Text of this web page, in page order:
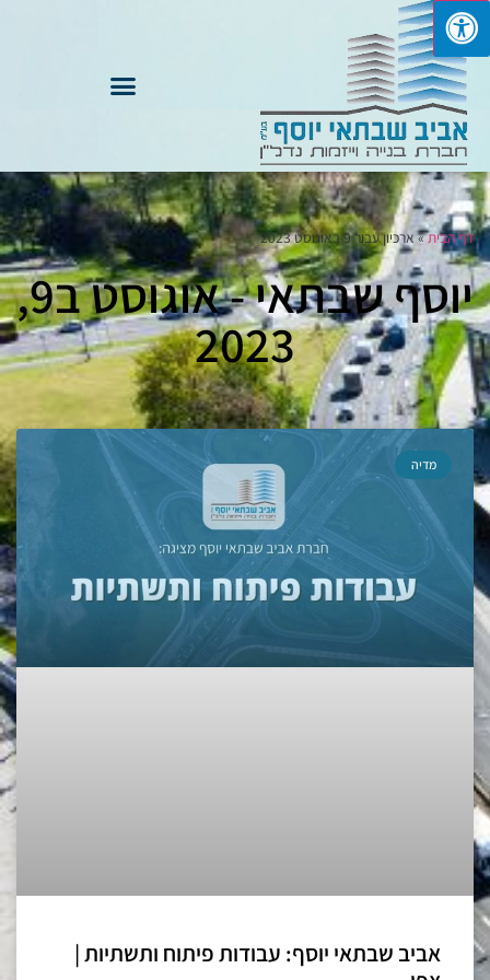
דף הבית»ארכיון עבור 9 באוגוסט 2023
יוסף שבתאי - אוגוסט ב9,
2023
מדיה
אביב שבתאי יוסף: עבודות פיתוח ותשתיות |